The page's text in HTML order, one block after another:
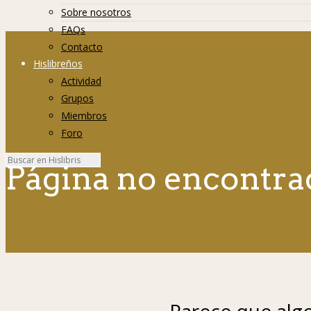
Sobre nosotros
FAQs
Contacto
Hislibreños
Actividad
Grupos
Miembros
Foro
Página no